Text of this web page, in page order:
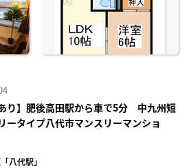
り】肥後高田駅から車で5分 中九州短
ータイプ八代市マンスリーマンショ
八代駅」